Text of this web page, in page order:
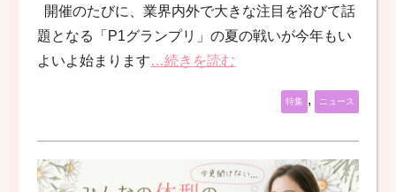
開催のたびに、業界内外で大きな注目を浴びて話
題となる「P1グランプリ」の夏の戦いが今年もい
よいよ始まります…続きを読む
特集 , ニュース